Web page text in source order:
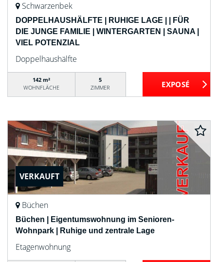
Schwarzenbek
DOPPELHAUSHÄLFTE | RUHIGE LAGE | | FÜR
DIE JUNGE FAMILIE | WINTERGARTEN | SAUNA |
VIEL POTENZIAL
Doppelhaushälfte
142 m²
WOHNFLÄCHE
5
ZIMMER
VERKAUFT
Büchen
Büchen | Eigentumswohnung im Senioren-
Wohnpark | Ruhige und zentrale Lage
Etagenwohnung